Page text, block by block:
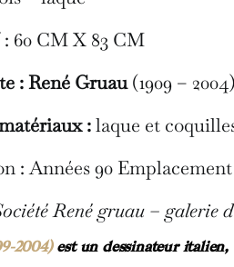
: 60 CM X 83 CM
: René Gruau(1909 – 2004)
:laque et
: Années 90
René gruau – galerie
2004)est un dessinateur italien,